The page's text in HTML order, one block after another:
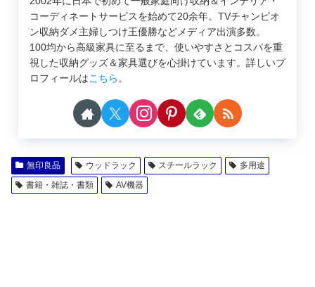
コーディネートサービスを始めて20余年。TVチャンピオ
ン収納ダメ主婦しつけ王優勝などメディア出演多数。
100均から高級家具に至るまで、使いやすさとコスパを重
視した収納グッズ＆家具選びを心掛けています。詳しいプ
ロフィールはこちら 。
無印良品 ウッドラック スチールラック
多用途
書籍・雑誌・書類
AV機器